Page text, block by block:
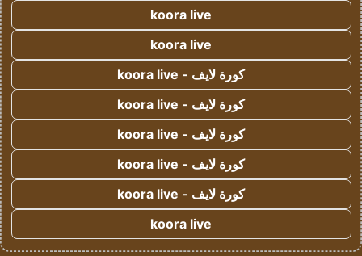
koora live
koora live
كورة لايف - koora live
كورة لايف - koora live
كورة لايف - koora live
كورة لايف - koora live
كورة لايف - koora live
koora live